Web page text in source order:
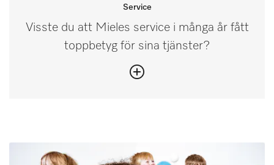
Service
Visste du att Mieles service i många år fått
toppbetyg för sina tjänster?